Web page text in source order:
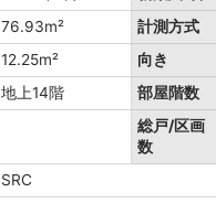
76.93m² 計測方式
12.25m² 向き
地上14階 部屋階数
総戸/区画
数
SRC